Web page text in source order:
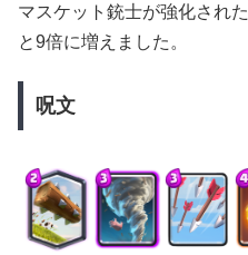
マスケット銃士が強化された
と9倍に増えました。
呪文